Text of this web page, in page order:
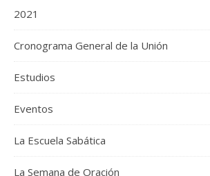
2021
Cronograma General de la Unión
Estudios
Eventos
La Escuela Sabática
La Semana de Oración